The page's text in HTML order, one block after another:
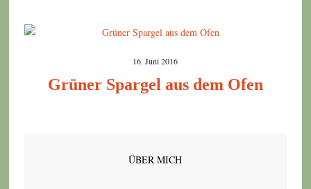
16. Juni 2016
Grüner Spargel aus dem Ofen
ÜBER MICH